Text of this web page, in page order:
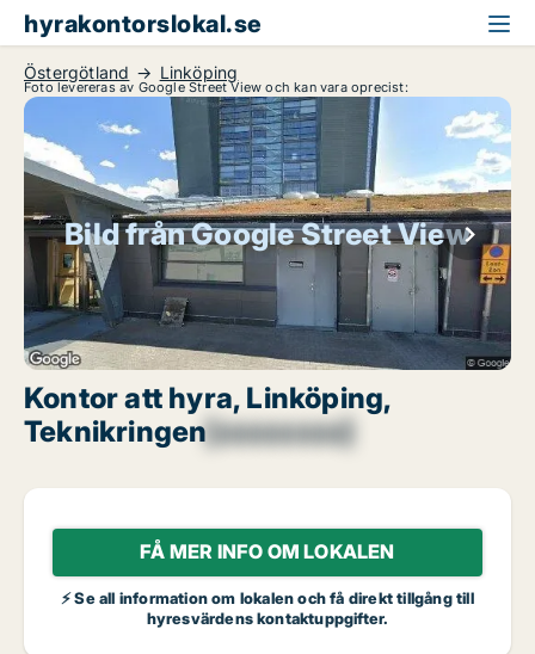
hyrakontorslokal.se
Östergötland Linköping
Foto levereras av Google Street View och kan vara oprecist:
Bild från Google Street View
Kontor att hyra, Linköping,
Teknikringen[xxxxxxxx]
FÅ MER INFO OM LOKALEN
⚡ Se all information om lokalen och få direkt tillgång till
hyresvärdens kontaktuppgifter.